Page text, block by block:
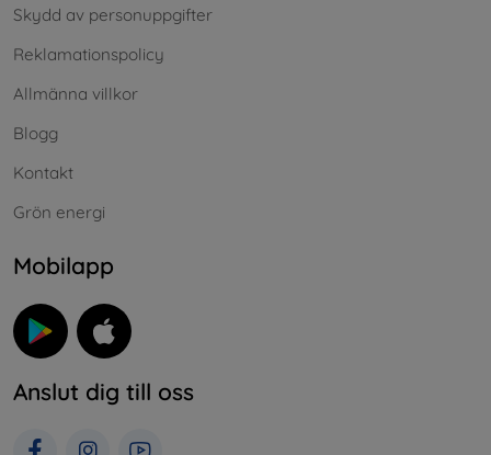
Skydd av personuppgifter
Reklamationspolicy
Allmänna villkor
Blogg
Kontakt
Grön energi
Mobilapp
Anslut dig till oss